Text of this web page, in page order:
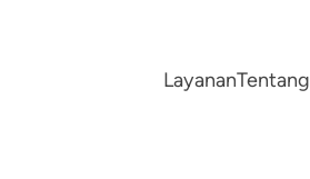
LayananTentang